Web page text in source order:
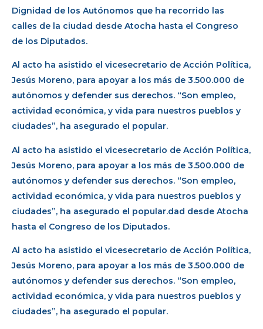
Dignidad de los Autónomos que ha recorrido las
calles de la ciudad desde Atocha hasta el Congreso
de los Diputados.
Al acto ha asistido el vicesecretario de Acción Política,
Jesús Moreno, para apoyar a los más de 3.500.000 de
autónomos y defender sus derechos. “Son empleo,
actividad económica, y vida para nuestros pueblos y
ciudades”, ha asegurado el popular.
Al acto ha asistido el vicesecretario de Acción Política,
Jesús Moreno, para apoyar a los más de 3.500.000 de
autónomos y defender sus derechos. “Son empleo,
actividad económica, y vida para nuestros pueblos y
ciudades”, ha asegurado el popular.dad desde Atocha
hasta el Congreso de los Diputados.
Al acto ha asistido el vicesecretario de Acción Política,
Jesús Moreno, para apoyar a los más de 3.500.000 de
autónomos y defender sus derechos. “Son empleo,
actividad económica, y vida para nuestros pueblos y
ciudades”, ha asegurado el popular.